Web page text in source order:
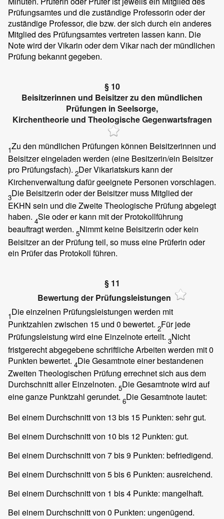
Prüfungsamtes und die zuständige Professorin oder der
zuständige Professor, die bzw. der sich durch ein anderes
Mitglied des Prüfungsamtes vertreten lassen kann. Die
Note wird der Vikarin oder dem Vikar nach der mündlichen
Prüfung bekannt gegeben.
§ 10
Beisitzerinnen und Beisitzer zu den mündlichen
Prüfungen in Seelsorge,
Kirchentheorie und Theologische Gegenwartsfragen
1Zu den mündlichen Prüfungen können Beisitzerinnen und
Beisitzer eingeladen werden (eine Besitzerin/ein Beisitzer
pro Prüfungsfach). 2Der Vikariatskurs kann der
Kirchenverwaltung dafür geeignete Personen vorschlagen.
3Die Beisitzerin oder der Beisitzer muss Mitglied der
EKHN sein und die Zweite Theologische Prüfung abgelegt
haben. 4Sie oder er kann mit der Protokollführung
beauftragt werden. 5Nimmt keine Beisitzerin oder kein
Beisitzer an der Prüfung teil, so muss eine Prüferin oder
ein Prüfer das Protokoll führen.
§ 11
Bewertung der Prüfungsleistungen
1Die einzelnen Prüfungsleistungen werden mit
Punktzahlen zwischen 15 und 0 bewertet. 2Für jede
Prüfungsleistung wird eine Einzelnote erteilt. 3Nicht
fristgerecht abgegebene schriftliche Arbeiten werden mit 0
Punkten bewertet. 4Die Gesamtnote einer bestandenen
Zweiten Theologischen Prüfung errechnet sich aus dem
Durchschnitt aller Einzelnoten. 5Die Gesamtnote wird auf
eine ganze Punktzahl gerundet. 6Die Gesamtnote lautet:
Bei einem Durchschnitt von 13 bis 15 Punkten: sehr gut.
Bei einem Durchschnitt von 10 bis 12 Punkten: gut.
Bei einem Durchschnitt von 7 bis 9 Punkten: befriedigend.
Bei einem Durchschnitt von 5 bis 6 Punkten: ausreichend.
Bei einem Durchschnitt von 1 bis 4 Punkte: mangelhaft.
Bei einem Durchschnitt von 0 Punkten: ungenügend.